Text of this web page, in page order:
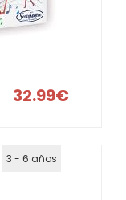
32.99€
3 - 6 años